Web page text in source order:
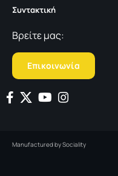
Συντακτική
Βρείτε μας:
Επικοινωνία
Manufactured bySociality